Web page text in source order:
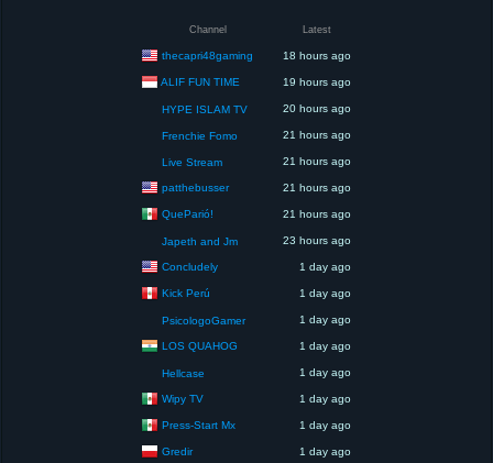
Channel Latest
thecapri48gaming 18 hours ago
ALIF FUN TIME 19 hours ago
HYPE ISLAM TV 20 hours ago
Frenchie Fomo 21 hours ago
Live Stream 21 hours ago
patthebusser 21 hours ago
QueParió! 21 hours ago
Japeth and Jm 23 hours ago
Concludely 1 day ago
Kick Perú 1 day ago
PsicologoGamer 1 day ago
LOS QUAHOG 1 day ago
Hellcase 1 day ago
Wipy TV 1 day ago
Press-Start Mx 1 day ago
Gredir 1 day ago